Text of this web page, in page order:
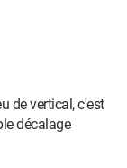
de vertical, c'est
décalage